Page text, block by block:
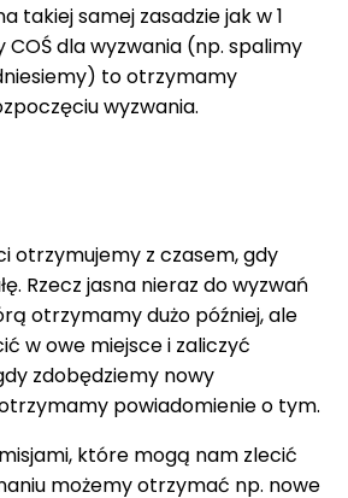
takiej samej zasadzie jak w 1
COŚ dla wyzwania (np. spalimy
to otrzymamy
wyzwania.
otrzymujemy z czasem, gdy
Rzecz jasna nieraz do wyzwań
otrzymamy dużo później, ale
w owe miejsce i zaliczyć
zdobędziemy nowy
powiadomienie o tym.
które mogą nam zlecić
możemy otrzymać np. nowe